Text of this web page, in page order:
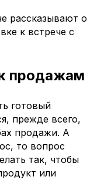
рассказывают о
к встрече с
продажам
готовый
прежде всего,
продажи. А
то вопрос
так, чтобы
или